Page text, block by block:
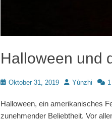
Halloween und
Posted
Oktober 31, 2019 AutorYùnzhi
Halloween, ein amerikanisches
zunehmender Beliebtheit. Vor